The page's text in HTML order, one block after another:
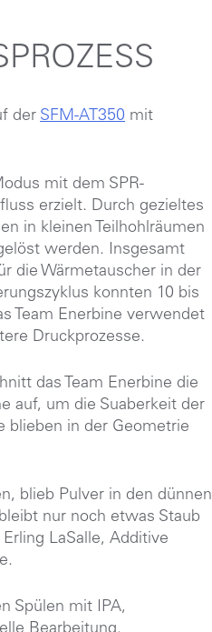
der SFM-AT350 mit
mit dem SPR-
erzielt. Durch gezieltes
in kleinen Teilhohlräumen
werden. Insgesamt
die Wärmetauscher in der
konnten 10 bis
Team Enerbine verwendet
Druckprozesse.
das Team Enerbine die
auf, um die Suaberkeit der
blieben in der Geometrie
blieb Pulver in den dünnen
nur noch etwas Staub
LaSalle, Additive
Spülen mit IPA,